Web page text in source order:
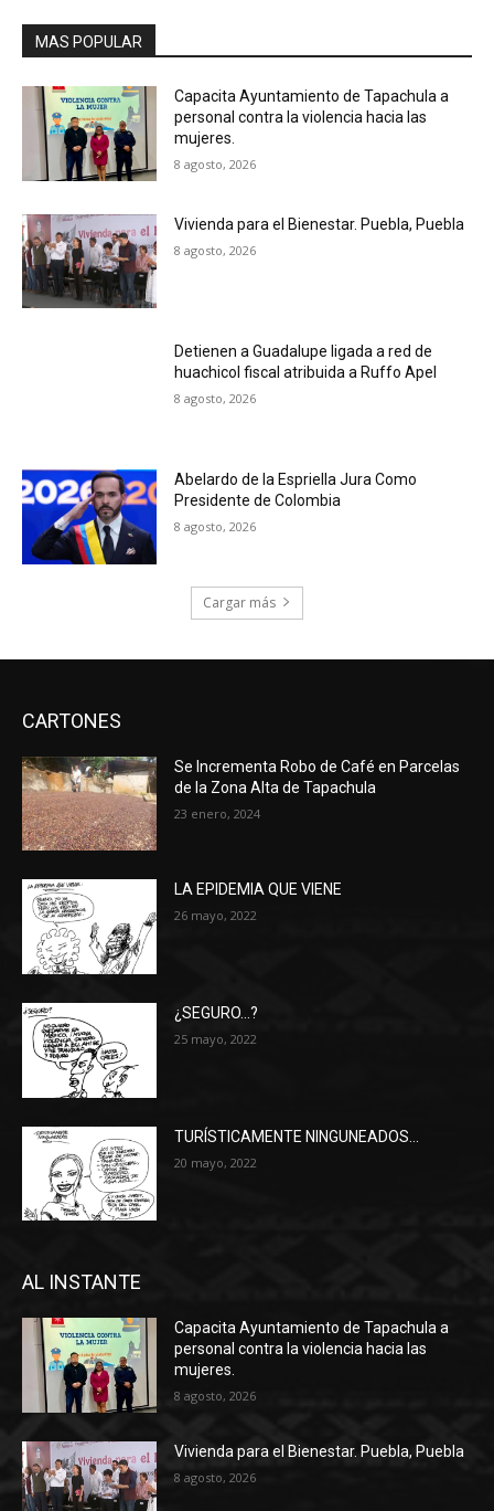
MAS POPULAR
Capacita Ayuntamiento de Tapachula a
personal contra la violencia hacia las
mujeres.
8 agosto, 2026
Vivienda para el Bienestar. Puebla, Puebla
8 agosto, 2026
Detienen a Guadalupe ligada a red de
huachicol fiscal atribuida a Ruffo Apel
8 agosto, 2026
Abelardo de la Espriella Jura Como
Presidente de Colombia
8 agosto, 2026
Cargar más
CARTONES
Se Incrementa Robo de Café en Parcelas
de la Zona Alta de Tapachula
23 enero, 2024
LA EPIDEMIA QUE VIENE
26 mayo, 2022
¿SEGURO…?
25 mayo, 2022
TURÍSTICAMENTE NINGUNEADOS…
20 mayo, 2022
AL INSTANTE
Capacita Ayuntamiento de Tapachula a
personal contra la violencia hacia las
mujeres.
8 agosto, 2026
Vivienda para el Bienestar. Puebla, Puebla
8 agosto, 2026